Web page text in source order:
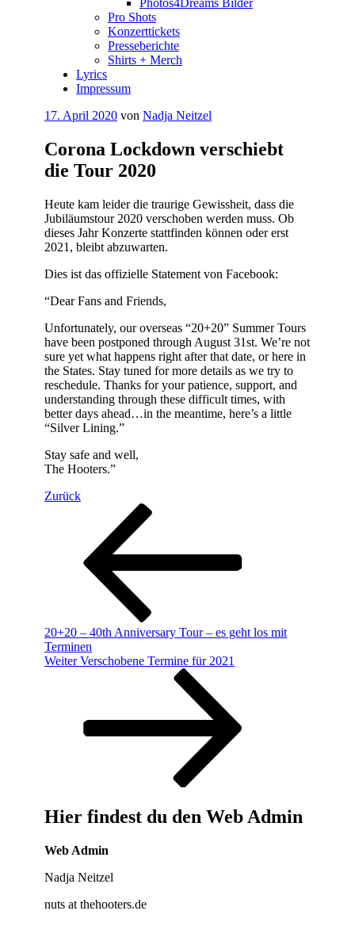
Photos4Dreams Bilder
Pro Shots
Konzerttickets
Presseberichte
Shirts + Merch
Lyrics
Impressum
Veröffentlicht
17. April 2020 von Nadja Neitzel
Corona Lockdown verschiebt
die Tour 2020
Heute kam leider die traurige Gewissheit, dass die
Jubiläumstour 2020 verschoben werden muss. Ob
dieses Jahr Konzerte stattfinden können oder erst
2021, bleibt abzuwarten.
Dies ist das offizielle Statement von Facebook:
“Dear Fans and Friends,
Unfortunately, our overseas “20+20” Summer Tours
have been postponed through August 31st. We’re not
sure yet what happens right after that date, or here in
the States. Stay tuned for more details as we try to
reschedule. Thanks for your patience, support, and
understanding through these difficult times, with
better days ahead…in the meantime, here’s a little
“Silver Lining.”
Stay safe and well,
The Hooters.”
Beitragsnavigation
Vorheriger
Zurück
20+20 – 40th Anniversary Tour – es geht los mit
Terminen
Nächster
Weiter Verschobene Termine für 2021
Hier findest du den Web Admin
Web Admin
Nadja Neitzel
nuts at thehooters.de